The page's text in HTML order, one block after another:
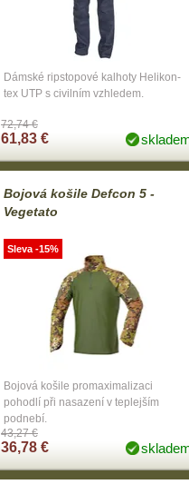
Dámské ripstopové kalhoty Helikon-
tex UTP s civilním vzhledem.
72,74 €
61,83 €
Bojová košile Defcon 5 -
Vegetato
Bojová košile promaximalizaci
pohodlí při nasazení v teplejším
podnebí.
43,27 €
36,78 €
Sleva -15%